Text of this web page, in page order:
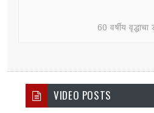
VIDEO POSTS
60 वर्षीय